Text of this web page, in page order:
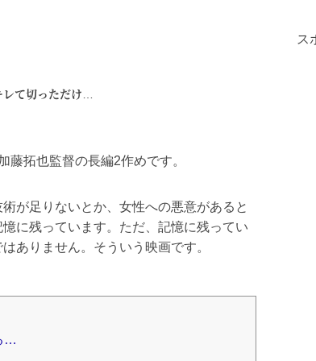
レて切っただけ…
藤拓也監督の長編2作めです。
が足りないとか、女性への悪意があると
に残っています。ただ、記憶に残ってい
ありません。そういう映画です。
…
ス